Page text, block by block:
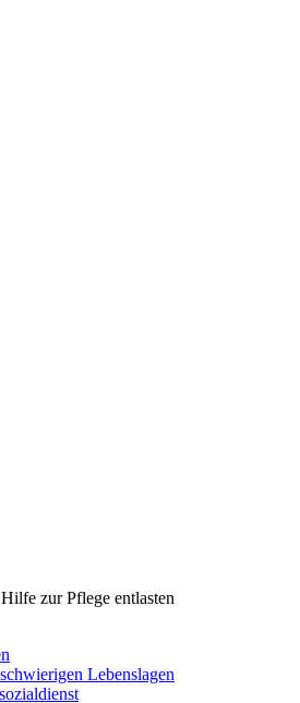
zur Pflege entlasten
Lebenslagen